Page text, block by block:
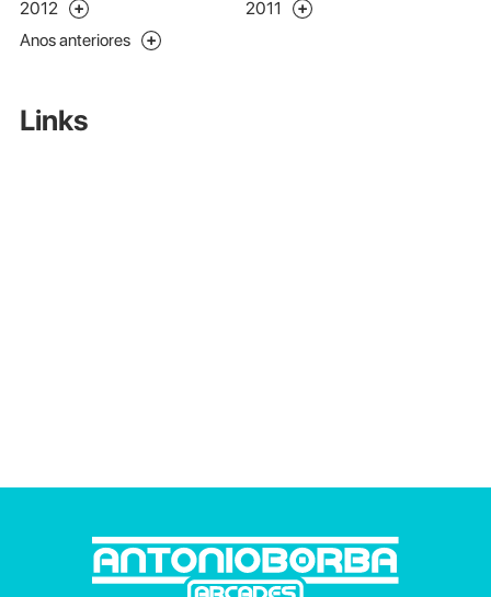
2012
2011
Anos anteriores
Links